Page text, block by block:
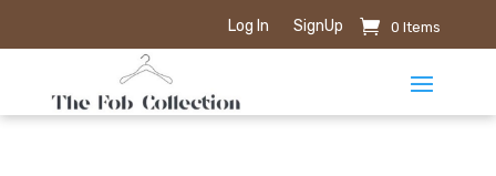
Log In SignUp 0 Items